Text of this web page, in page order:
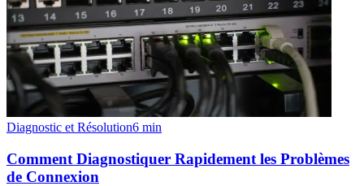
Diagnostic et Résolution6 min
Comment Diagnostiquer Rapidement les Problèmes
de Connexion